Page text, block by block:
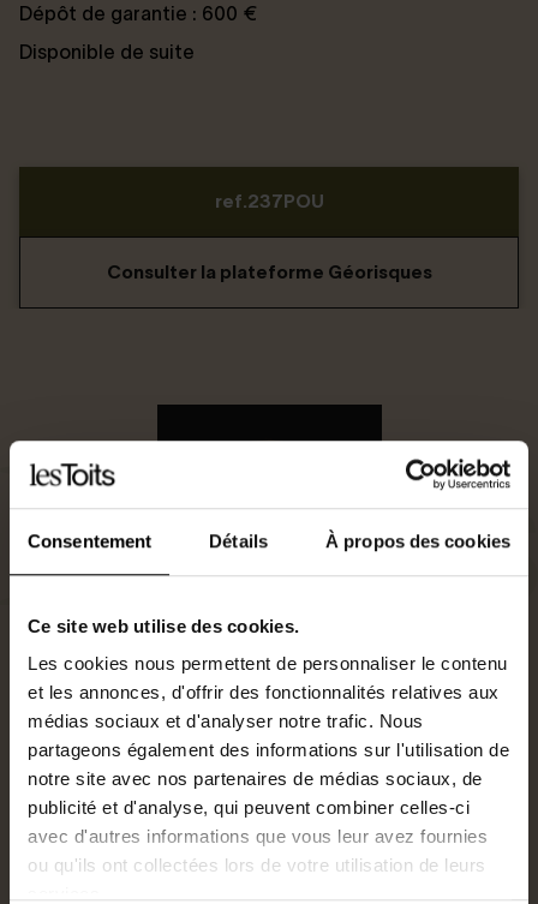
Consentement Détails À propos des cookies
Ce site web utilise des cookies.
Les cookies nous permettent de personnaliser le contenu
et les annonces, d'offrir des fonctionnalités relatives aux
médias sociaux et d'analyser notre trafic. Nous
partageons également des informations sur l'utilisation de
notre site avec nos partenaires de médias sociaux, de
publicité et d'analyse, qui peuvent combiner celles-ci
avec d'autres informations que vous leur avez fournies
ou qu'ils ont collectées lors de votre utilisation de leurs
Dépôt de garantie : 600 €
Disponible de suite
ref.237POU
Consulter la plateforme Géorisques
Gestionnaire Locatif
0240477026
j.poujol@lestoits.fr